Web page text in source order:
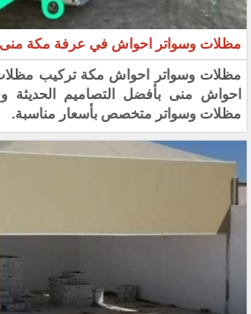
مظلات وسواتر احواش في عرفة مكة منى
مظلات وسواتر احواش مكة تركيب
احواش منى بأفضل التصاميم الحديثة
مظلات وسواتر متخصص بأسعار مناسبة.